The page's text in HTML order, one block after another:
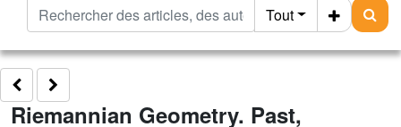
Tout
Riemannian Geometry. Past,